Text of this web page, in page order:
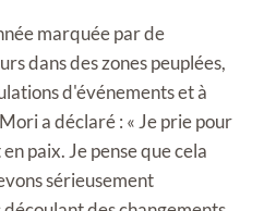
marquée par de
dans des zones peuplées,
d'événements et à
a déclaré : « Je prie pour
paix. Je pense que cela
sérieusement